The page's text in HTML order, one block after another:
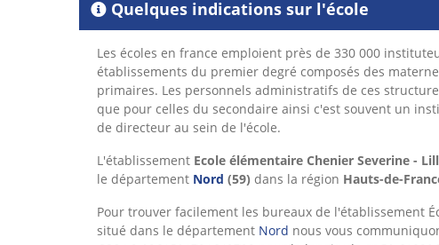
Quelques indications sur l'école
Les écoles en france emploient près de 330 000
établissements du premier degré composés des
primaires. Les personnels administratifs de ces
que pour celles du secondaire ainsi c'est souvent un
de directeur au sein de l'école.
L'établissement Ecole élémentaire Chenier Severine -
le département Nord (59) dans la région Hauts-de-
Pour trouver facilement les bureaux de l'établissement
situé dans le département Nord nous vous